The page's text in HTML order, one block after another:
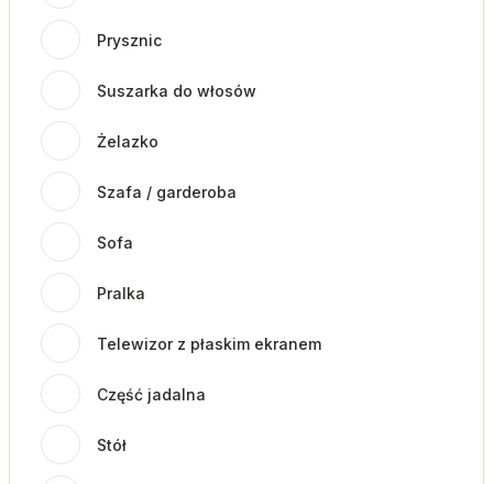
Prysznic
Suszarka do włosów
Żelazko
Szafa / garderoba
Sofa
Pralka
Telewizor z płaskim ekranem
Część jadalna
Stół